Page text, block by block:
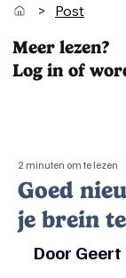
> Post
Meer lezen?
Log in of
Goed
je brein
2 minuten om te lezen
Door